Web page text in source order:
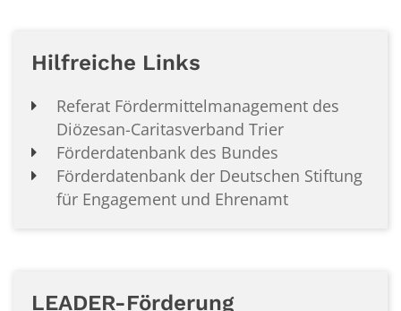
Hilfreiche Links
Referat Fördermittelmanagement des
Diözesan-Caritasverband Trier
Förderdatenbank des Bundes
Förderdatenbank der Deutschen Stiftung
für Engagement und Ehrenamt
LEADER-Förderung